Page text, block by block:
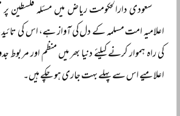
سعودی دارالحکومت ریاض میں مسئلہ فلسطین
اعلامیہ امت مسلمہ کے دل کی آواز ہے، اس کی
کی راہ ہموار کرنے کیلئے دنیا بھر میں منظم اور
اعلامیے اس سے پہلے بہت جاری ہو چکے ہیں۔